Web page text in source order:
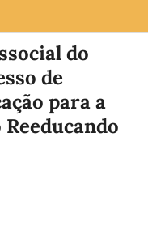
do
de
para a